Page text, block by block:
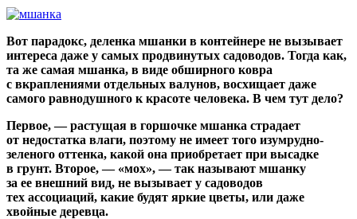
Вот парадокс, деленка мшанки в контейнере не вызывает
интереса даже у самых продвинутых садоводов. Тогда как,
та же самая мшанка, в виде обширного ковра
с вкраплениями отдельных валунов, восхищает даже
самого равнодушного к красоте человека. В чем тут дело?
Первое, — растущая в горшочке мшанка страдает
от недостатка влаги, поэтому не имеет того изумрудно-
зеленого оттенка, какой она приобретает при высадке
в грунт. Второе, — «мох», — так называют мшанку
за ее внешний вид, не вызывает у садоводов
тех ассоциаций, какие будят яркие цветы, или даже
хвойные деревца.